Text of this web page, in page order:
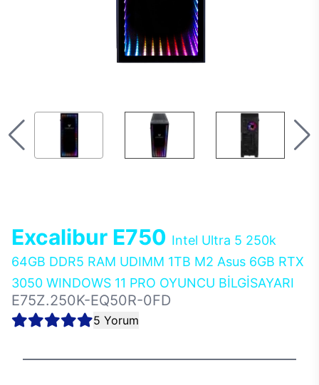
Excalibur E750 Intel Ultra 5 250k
64GB DDR5 RAM UDIMM 1TB M2 Asus 6GB RTX
3050 WINDOWS 11 PRO OYUNCU BİLGİSAYARI
E75Z.250K-EQ50R-0FD
5 Yorum